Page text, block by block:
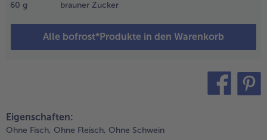
60 g brauner Zucker
Alle bofrost*Produkte in den Warenkorb
das
Eigenschaften:
Ohne Fisch, Ohne Fleisch, Ohne Schwein